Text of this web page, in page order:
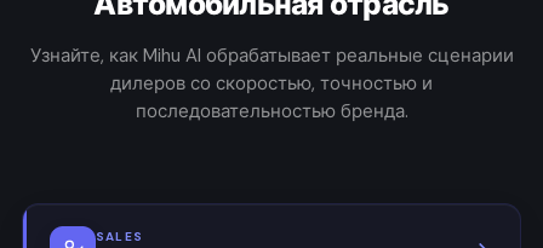
Узнайте, как Mihu AI обрабатывает реальные сценарии
дилеров со скоростью, точностью и
последовательностью бренда.
SALES